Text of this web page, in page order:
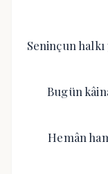
Seninçun
Bugün
Hemân